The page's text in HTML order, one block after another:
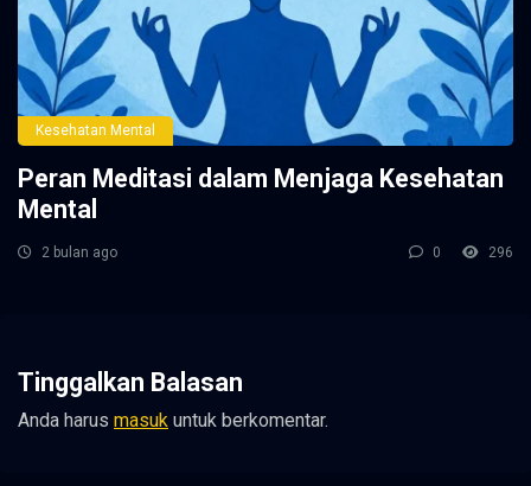
Kesehatan Mental
Peran Meditasi dalam Menjaga Kesehatan
Mental
2 bulan ago 0 296
Tinggalkan Balasan
Anda harus masuk untuk berkomentar.